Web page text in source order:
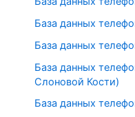
База данных
База данных
База данных
Слоновой Кости)
База данных